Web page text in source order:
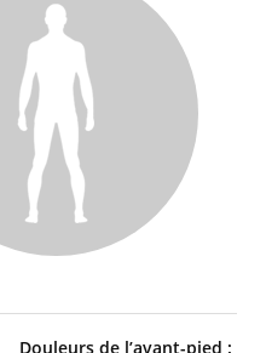
Douleurs de l’avant-pied :